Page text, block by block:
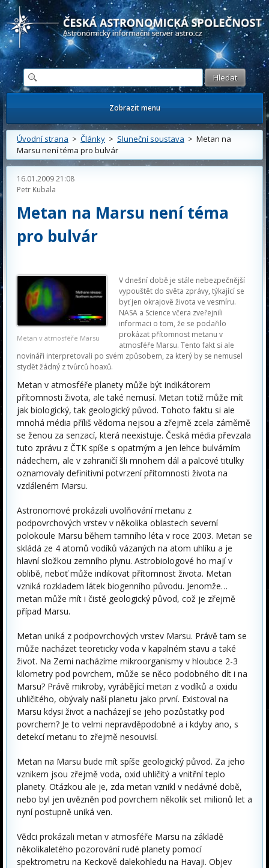
Česká astronomická společnost - Informační astronomický server
Zobrazit menu
Úvodní strana > Články > Sluneční soustava > Metan na
Marsu není téma pro bulvár
16.01.2009 21:08
Petr Kubala
Metan na Marsu není téma
pro bulvár
Metan v atmosféře Marsu
V dnešní době je stále nebezpečnější
vypouštět do světa zprávy, týkající se
byť jen okrajově života ve vesmíru.
NASA a Science včera zveřejnili
informaci o tom, že se podařilo
prokázat přítomnost metanu v
atmosféře Marsu. Tento fakt si ale
novináři interpretovali po svém způsobem, za který by se nemusel
stydět žádný z tvůrců hoaxů.
Metan v atmosféře planety může být indikátorem
přítomnosti života, ale také nemusí. Metan totiž může mít
jak biologický, tak geologický původ. Tohoto faktu si ale
mnohá média příliš vědoma nejsou a zřejmě zcela záměrně
se ženou za senzací, která neexistuje. Česká média převzala
tuto zprávu z ČTK spíše s opatrným a jen lehce bulvárním
nádechem, ale v zahraničí šli mnohem dál a palcové titulky
oznamovaly definitivní potvrzení přítomnosti života na
vzdáleném Marsu.
Astronomové prokázali uvolňování metanu z
podpovrchových vrstev v několika oblastech severní
polokoule Marsu během tamního léta v roce 2003. Metan se
skládá ze 4 atomů vodíků vázaných na atom uhlíku a je
hlavní složkou zemního plynu. Astrobiologové ho mají v
oblibě, neboť může indikovat přítomnost života. Metan
vzniká rozkladem látek biogenního původu. Jenomže…
metan může mít i čistě geologický původ, což je zřejmě
případ Marsu.
Metan uniká z podpovrchových vrstev Marsu. Právě tam se
může nacházet teoreticky voda v kapalném stavu a také
život. Na Zemi nacházíme mikroorganismy v hloubce 2-3
kilometry pod povrchem, může se něco podobného dít i na
Marsu? Právě mikroby, vyrábějící metan z vodíků a oxidu
uhličitého, obývaly naší planetu jako první. Existoval na
Marsu kdysi život a nacházejí se jeho pozůstatky pod
povrchem? Je to velmi nepravděpodobné a i kdyby ano, s
detekcí metanu to zřejmě nesouvisí.
Metan na Marsu bude mít spíše geologický původ. Za jeho
vznikem jsou zřejmě voda, oxid uhličitý a vnitřní teplo
planety. Otázkou ale je, zda metan vznikl v nedávné době,
nebo byl jen uvězněn pod povrchem několik set milionů let a
nyní postupně uniká ven.
Vědci prokázali metan v atmosféře Marsu na základě
několikaletého pozorování rudé planety pomocí
spektrometru na Keckově dalekohledu na Havaji. Objev